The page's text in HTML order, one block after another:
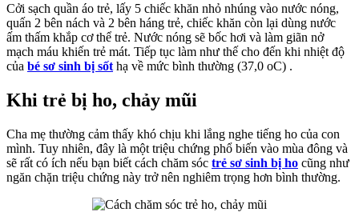
Cởi sạch quần áo trẻ, lấy 5 chiếc khăn nhỏ nhúng vào nước nóng,
quấn 2 bên nách và 2 bên háng trẻ, chiếc khăn còn lại dùng nước
ấm thấm khắp cơ thể trẻ. Nước nóng sẽ bốc hơi và làm giãn nở
mạch máu khiến trẻ mát. Tiếp tục làm như thế cho đến khi nhiệt độ
của bé sơ sinh bị sốt hạ về mức bình thường (37,0 oC) .
Khi trẻ bị ho, chảy mũi
Cha mẹ thường cảm thấy khó chịu khi lắng nghe tiếng ho của con
mình. Tuy nhiên, đây là một triệu chứng phổ biến vào mùa đông và
sẽ rất có ích nếu bạn biết cách chăm sóc trẻ sơ sinh bị ho cũng như
ngăn chặn triệu chứng này trở nên nghiêm trọng hơn bình thường.